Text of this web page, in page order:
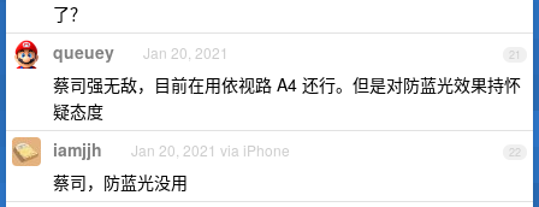
了？
21
queuey Jan 20, 2021
蔡司强无敌，目前在用依视路 A4 还行。但是对防蓝光效果持怀
疑态度
22
iamjjh Jan 20, 2021 via iPhone
蔡司，防蓝光没用